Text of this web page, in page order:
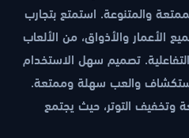
والمتنوعة. استمتع بتجارب
الأعمار والأذواق، من الألعاب
تصميم سهل الاستخدام
والعب سهلة وممتعة.
وتخفيف التوتر، حيث يجتمع